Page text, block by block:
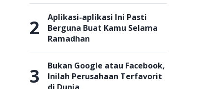
2
Aplikasi-aplikasi Ini Pasti
Berguna Buat Kamu Selama
Ramadhan
3
Bukan Google atau Facebook,
Inilah Perusahaan Terfavorit